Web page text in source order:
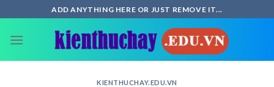
to
content
ADD ANYTHING HERE OR JUST REMOVE IT...
KIENTHUCHAY.EDU.VN